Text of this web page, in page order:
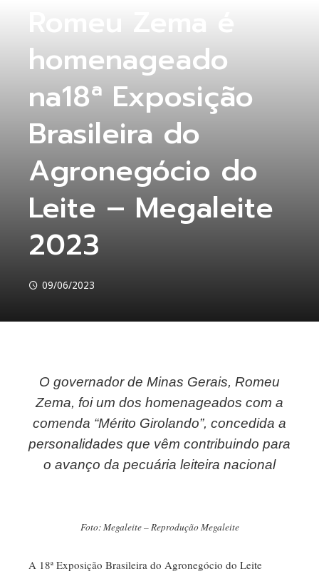
Romeu Zema é
homenageado
na18ª Exposição
Brasileira do
Agronegócio do
Leite – Megaleite
2023
09/06/2023
O governador de Minas Gerais, Romeu
Zema, foi um dos homenageados com a
comenda “Mérito Girolando”, concedida a
personalidades que vêm contribuindo para
o avanço da pecuária leiteira nacional
Foto: Megaleite – Reprodução Megaleite
A 18ª Exposição Brasileira do Agronegócio do Leite